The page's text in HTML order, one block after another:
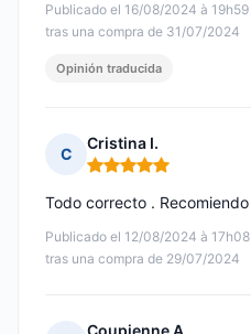
Publicado el 16/08/2024 à 19h59
tras una compra de 31/07/2024
Opinión traducida
C
Cristina I.
Nota: 5 de 5
Publicado el 12/08/2024 à 17h08
tras una compra de 29/07/2024
Todo correcto . Recomiendo